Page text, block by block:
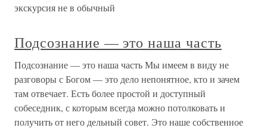
экскурсия не в обычный
Подсознание — это наша часть
Подсознание — это наша часть Мы имеем в виду не
разговоры с Богом — это дело непонятное, кто и зачем
там отвечает. Есть более простой и доступный
собеседник, с которым всегда можно потолковать и
получить от него дельный совет. Это наше собственное